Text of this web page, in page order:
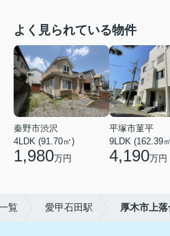
よく見られている物件
秦野市渋沢
4LDK (91.70㎡)
1,980万円
平塚市菫平
9LDK (162.39
4,190万円
覧 愛甲石田駅 厚木市上